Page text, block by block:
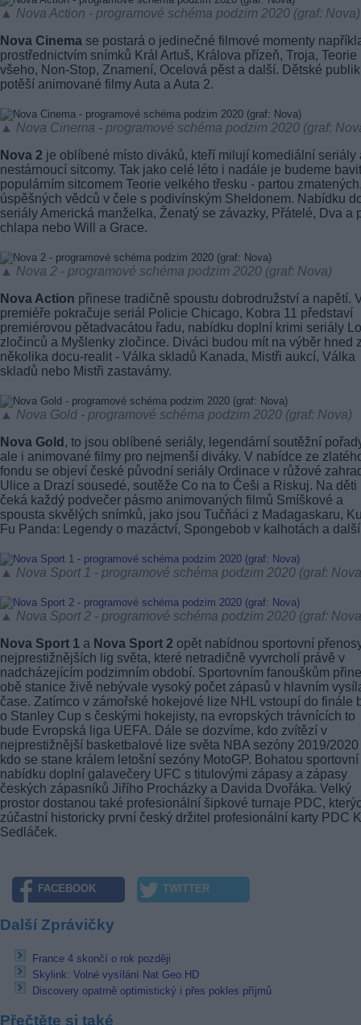
▲ Nova Action - programové schéma podzim 2020 (graf: Nova)
Nova Cinema se postará o jedinečné filmové momenty
prostřednictvím snímků Král Artuš, Králova přízeň, Troja, Teorie
všeho, Non-Stop, Znamení, Ocelová pěst a další. Dětské
potěší animované filmy Auta a Auta 2.
▲ Nova Cinema - programové schéma podzim 2020 (graf:
Nova 2 je oblíbené místo diváků, kteří milují komediální seriály
nestárnoucí sitcomy. Tak jako celé léto i nadále je budeme bavit
populárním sitcomem Teorie velkého třesku - partou
úspěšných vědců v čele s podivínským Sheldonem. Nabídku
seriály Americká manželka, Ženatý se závazky, Přátelé, Dva a
chlapa nebo Will a Grace.
▲ Nova 2 - programové schéma podzim 2020 (graf: Nova)
Nova Action přinese tradičně spoustu dobrodružství a napětí.
premiéře pokračuje seriál Policie Chicago, Kobra 11 představí
premiérovou pětadvacátou řadu, nabídku doplní krimi seriály
zločinců a Myšlenky zločince. Diváci budou mít na výběr hned
několika docu-realit - Válka skladů Kanada, Mistři aukcí, Válka
skladů nebo Mistři zastavárny.
▲ Nova Gold - programové schéma podzim 2020 (graf: Nova)
Nova Gold , to jsou oblíbené seriály, legendární soutěžní
ale i animované filmy pro nejmenší diváky. V nabídce ze
fondu se objeví české původní seriály Ordinace v růžové
Ulice a Drazí sousedé, soutěže Co na to Češi a Riskuj. Na děti
čeká každý podvečer pásmo animovaných filmů Smíškové a
spousta skvělých snímků, jako jsou Tučňáci z Madagaskaru,
Fu Panda: Legendy o mazáctví, Spongebob v kalhotách a
▲ Nova Sport 1 - programové schéma podzim 2020 (graf:
▲ Nova Sport 2 - programové schéma podzim 2020 (graf:
Nova Sport 1 a Nova Sport 2 opět nabídnou sportovní
nejprestižnějších lig světa, které netradičně vyvrcholí právě v
nadcházejícím podzimním období. Sportovním fanouškům
obě stanice živě nebývale vysoký počet zápasů v hlavním
čase. Zatímco v zámořské hokejové lize NHL vstoupí do finále
o Stanley Cup s českými hokejisty, na evropských trávnících to
bude Evropská liga UEFA. Dále se dozvíme, kdo zvítězí v
nejprestižnější basketbalové lize světa NBA sezóny 2019/2020
kdo se stane králem letošní sezóny MotoGP. Bohatou sportovní
nabídku doplní galavečery UFC s titulovými zápasy a zápasy
českých zápasníků Jiřího Procházky a Davida Dvořáka. Velký
prostor dostanou také profesionální šipkové turnaje PDC,
zúčastní historicky první český držitel profesionální karty PDC
Sedláček.
FACEBOOK TWITTER
Další Zprávičky
France 4 skončí o rok později
Skylink: Volné vysílání Nat Geo HD
Discovery opatrně optimistický i přes pokles příjmů
Přečtěte si také